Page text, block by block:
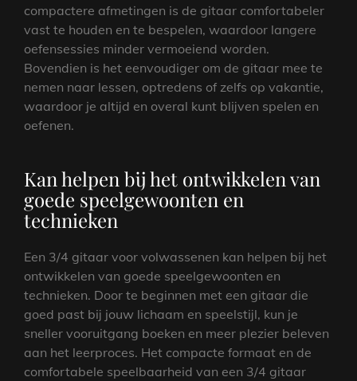
compactere afmetingen is de gitaar comfortabeler
vast te houden en te bespelen, waardoor langere
oefensessies minder vermoeiend worden.
Bovendien is het eenvoudiger om de gitaar mee te
nemen naar lessen, optredens of zelfs op vakantie,
waardoor je altijd en overal kunt blijven spelen en
oefenen.
Kan helpen bij het ontwikkelen van
goede speelgewoonten en
technieken
Een 3/4 gitaar voor volwassenen kan helpen bij het
ontwikkelen van goede speelgewoonten en
technieken. Door te beginnen met een gitaar die
goed past bij jouw lichaam en speelstijl, kun je
sneller vooruitgang boeken en meer plezier beleven
aan het leerproces. Het compacte formaat en de
comfortabele speelbaarheid van een 3/4 gitaar